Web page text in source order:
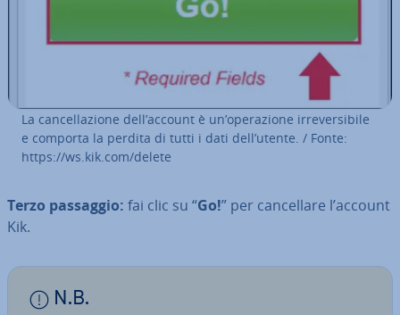
La can­cel­la­zio­ne dell’account è un’ope­ra­zio­ne ir­re­ver­si­bi­le
e comporta la perdita di tutti i dati dell’utente. / Fonte:
https://ws.kik.com/delete
Terzo passaggio: fai clic su “Go!” per can­cel­la­re l’account
Kik.
N.B.